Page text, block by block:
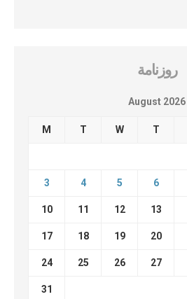
روزنامة
August 2026
M T W T
3 4 5 6
10 11 12 13
17 18 19 20
24 25 26 27
31